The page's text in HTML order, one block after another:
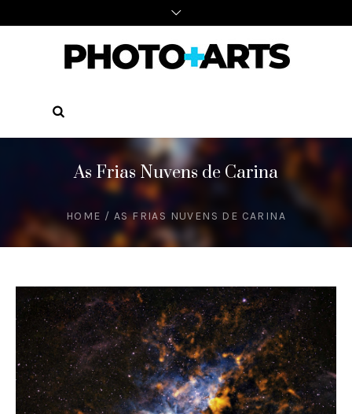
As Frias Nuvens de Carina
HOME / AS FRIAS NUVENS DE CARINA